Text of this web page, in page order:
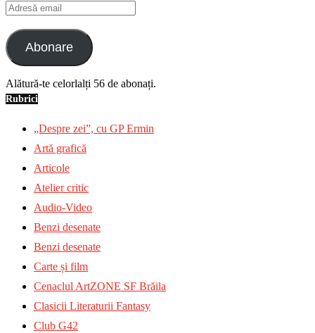
Adresă
email
Abonare
Alătură-te celorlalți 56 de abonați.
Rubrici
„Despre zei”, cu GP Ermin
Artă grafică
Articole
Atelier critic
Audio-Video
Benzi desenate
Benzi desenate
Carte și film
Cenaclul ArtZONE SF Brăila
Clasicii Literaturii Fantasy
Club G42